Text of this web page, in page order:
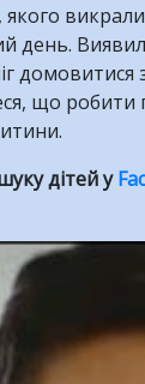
день.
домовитися
що
дітей у